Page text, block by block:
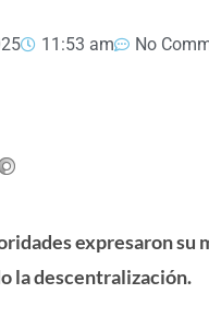
11:53 am No
expresaron
la descentralización.